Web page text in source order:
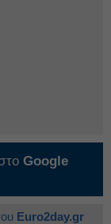
Google
Euro2day.gr